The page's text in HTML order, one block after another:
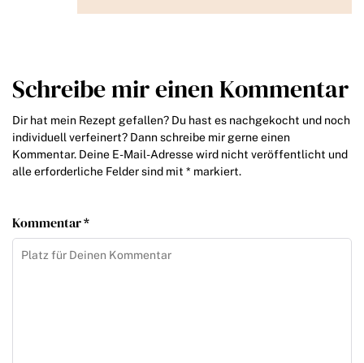
Schreibe mir einen Kommentar
Dir hat mein Rezept gefallen? Du hast es nachgekocht und noch
individuell verfeinert? Dann schreibe mir gerne einen
Kommentar. Deine E-Mail-Adresse wird nicht veröffentlicht und
alle erforderliche Felder sind mit * markiert.
Kommentar *